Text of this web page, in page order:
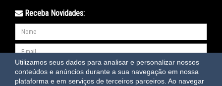
Utilizamos seus dados para analisar e personalizar nossos
conteúdos e anúncios durante a sua navegação em nossa
plataforma e em serviços de terceiros parceiros. Ao navegar
Receba Novidades:
ENVIAR